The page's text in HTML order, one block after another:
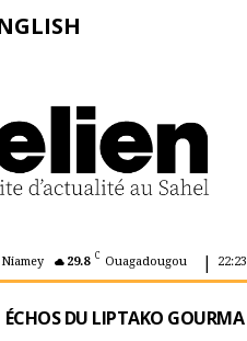
Niamey 29.8 C Ouagadougou | 22:23
ÉCHOS DU LIPTAKO GOURMA